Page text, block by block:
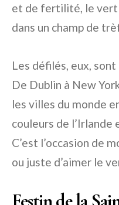
et de fertilité, le vert
dans un champ de
Les défilés, eux,
De Dublin à New
les villes du monde
couleurs de l’Irlande
C’est l’occasion de
ou juste d’aimer le